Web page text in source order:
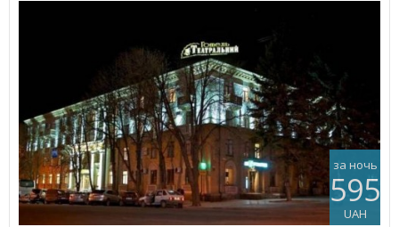
за ночь
595
UAH